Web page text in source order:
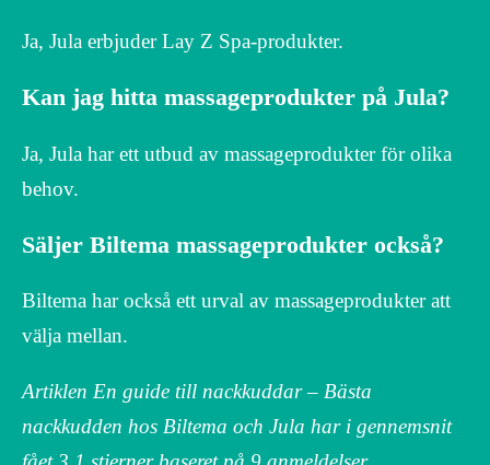
Ja, Jula erbjuder Lay Z Spa-produkter.
Kan jag hitta massageprodukter på Jula?
Ja, Jula har ett utbud av massageprodukter för olika
behov.
Säljer Biltema massageprodukter också?
Biltema har också ett urval av massageprodukter att
välja mellan.
Artiklen En guide till nackkuddar – Bästa
nackkudden hos Biltema och Jula har i gennemsnit